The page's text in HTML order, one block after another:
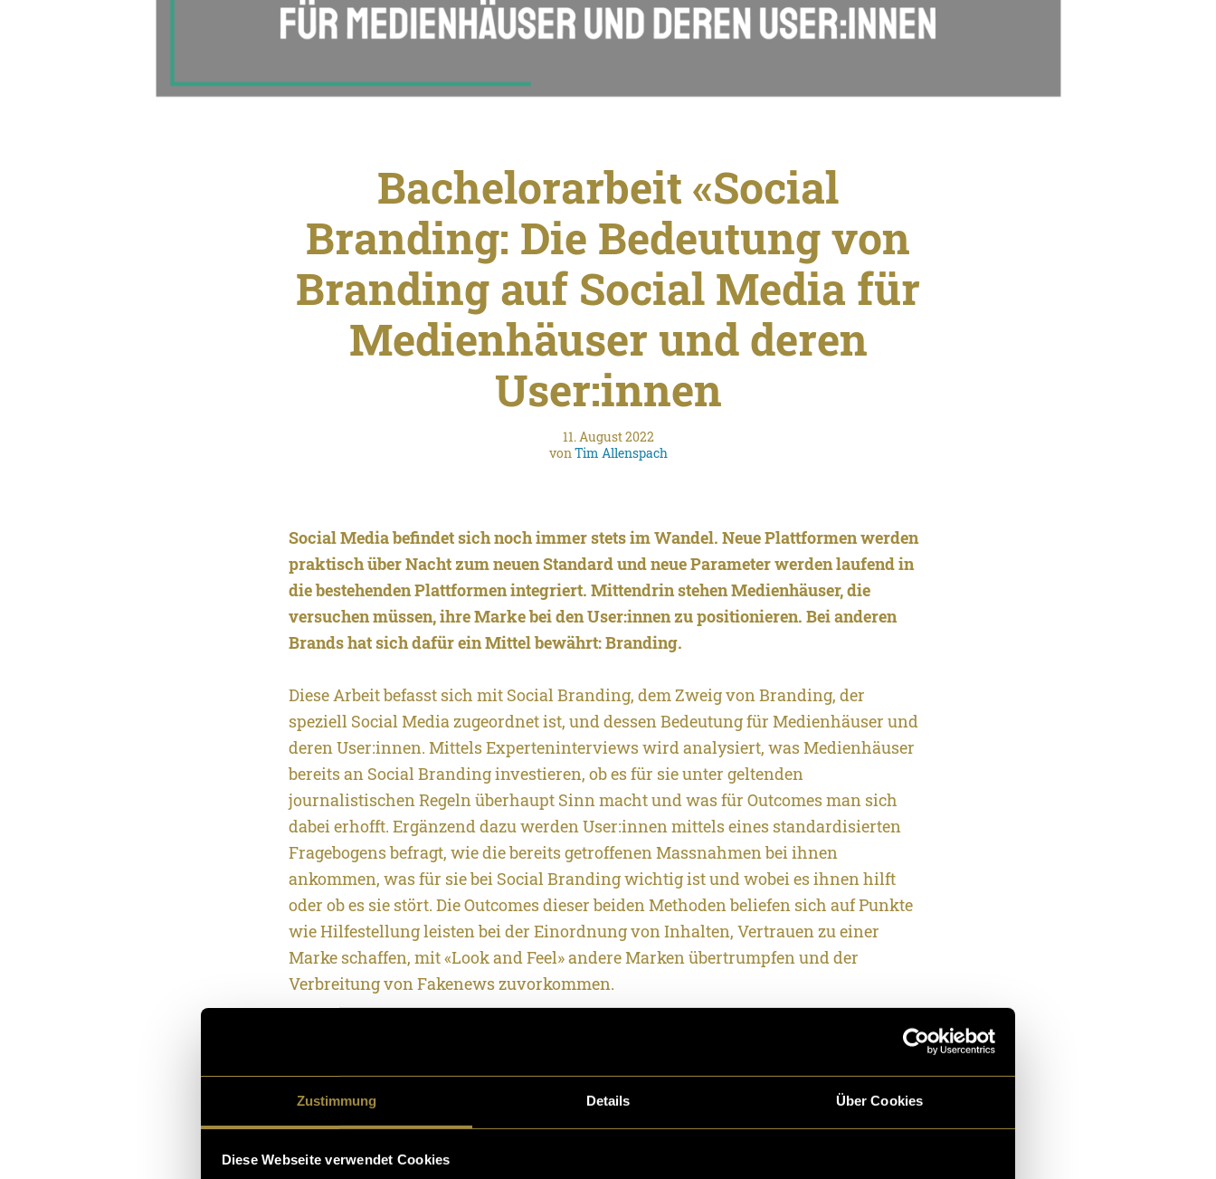
Zustimmung Details Über Cookies
Diese Webseite verwendet Cookies
Bachelorarbeit «Social
Branding: Die Bedeutung von
Branding auf Social Media für
Medienhäuser und deren
User:innen
11. August 2022
vonTim Allenspach
Social Media befindet sich noch immer stets im Wandel. Neue Plattformen werden
praktisch über Nacht zum neuen Standard und neue Parameter werden laufend in
die bestehenden Plattformen integriert. Mittendrin stehen Medienhäuser, die
versuchen müssen, ihre Marke bei den User:innen zu positionieren. Bei anderen
Brands hat sich dafür ein Mittel bewährt: Branding.
Diese Arbeit befasst sich mit Social Branding, dem Zweig von Branding, der
speziell Social Media zugeordnet ist, und dessen Bedeutung für Medienhäuser und
deren User:innen. Mittels Experteninterviews wird analysiert, was Medienhäuser
bereits an Social Branding investieren, ob es für sie unter geltenden
journalistischen Regeln überhaupt Sinn macht und was für Outcomes man sich
dabei erhofft. Ergänzend dazu werden User:innen mittels eines standardisierten
Fragebogens befragt, wie die bereits getroffenen Massnahmen bei ihnen
ankommen, was für sie bei Social Branding wichtig ist und wobei es ihnen hilft
oder ob es sie stört. Die Outcomes dieser beiden Methoden beliefen sich auf Punkte
wie Hilfestellung leisten bei der Einordnung von Inhalten, Vertrauen zu einer
Marke schaffen, mit «Look and Feel» andere Marken übertrumpfen und der
Verbreitung von Fakenews zuvorkommen.
Instagramformat, das sich der Kultur- und Veranstaltungsbranche in Luzern und
der Ostschweiz widmet. Zusammen wurden diverse Reportagen, Kurzbeiträge und
einer Veranstaltung bieten, eine Veranstaltung portraitieren oder einfach einen